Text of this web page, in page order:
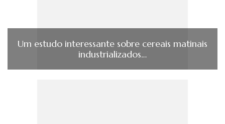
Um estudo interessante sobre cereais matinais
industrializados…